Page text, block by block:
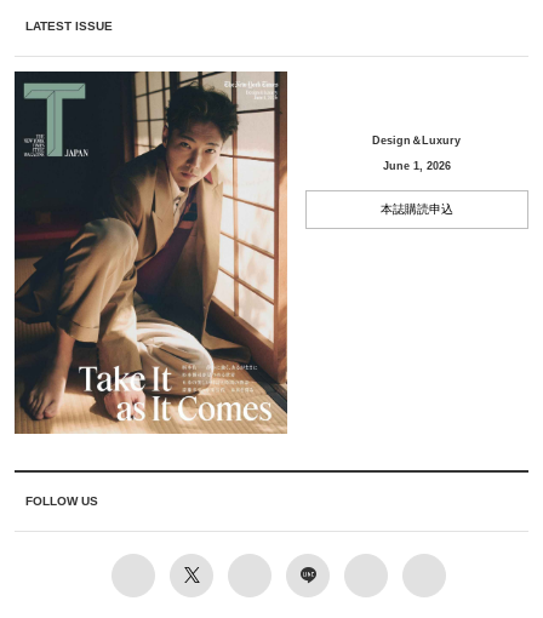
LATEST ISSUE
Design＆Luxury
June 1, 2026
本誌購読申込
FOLLOW US